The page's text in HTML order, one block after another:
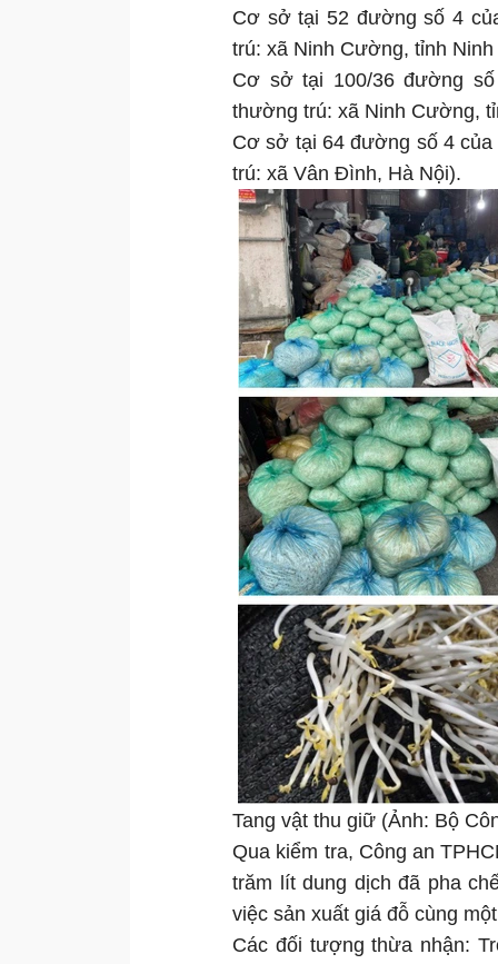
Cơ sở tại 52 đường số 4
trú: xã Ninh Cường, tỉnh
Cơ sở tại 100/36 đường
thường trú: xã Ninh Cường,
Cơ sở tại 64 đường số 4
trú: xã Vân Đình, Hà Nội).
Tang vật thu giữ (Ảnh: Bộ
Qua kiểm tra, Công an
trăm lít dung dịch đã pha
việc sản xuất giá đỗ cùng
Các đối tượng thừa nhận: